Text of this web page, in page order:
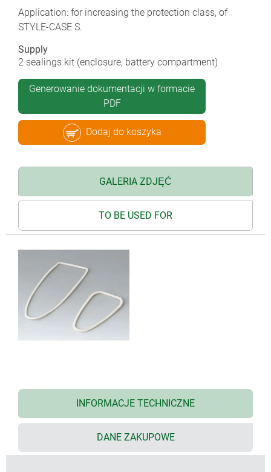
Application: for increasing the protection class, of
STYLE-CASE S.
Supply
2 sealings kit (enclosure, battery compartment)
Generowanie dokumentacji w formacie
PDF
Dodaj do koszyka
GALERIA ZDJĘĆ
TO BE USED FOR
INFORMACJE TECHNICZNE
DANE ZAKUPOWE